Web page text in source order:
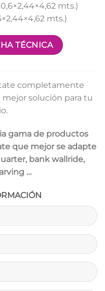
0,6×2,44×4,62 mts.)
mts.)
TÉCNICA
completamente
mejor solución para tu
gama de productos
que mejor se adapte
bank wallride,
…